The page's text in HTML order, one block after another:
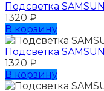
Подсветка
1320 ₽
В корзину
Подсветка
1320 ₽
В корзину